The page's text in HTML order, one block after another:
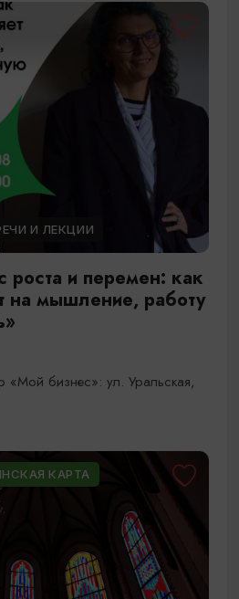
И ЛЕКЦИИ
роста и перемен: как
на мышление, работу
«Мой бизнес»: ул. Уральская,
КАРТА